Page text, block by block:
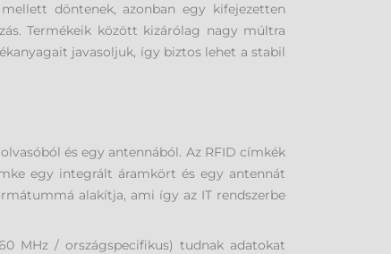
döntenek, azonban egy kifejezetten
Termékeik között kizárólag nagy múltra
javasoljuk, így biztos lehet a stabil
és egy antennából. Az RFID címkék
egy integrált áramkört és egy antennát
alakítja, ami így az IT rendszerbe
MHz / országspecifikus) tudnak adatokat